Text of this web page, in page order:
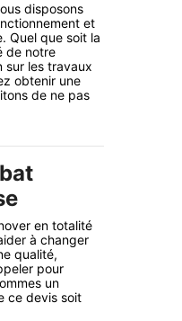
disposons
et
Quel que soit la
de notre
sur les travaux
obtenir une
de ne pas
en totalité
à changer
qualité,
pour
un
ce devis soit